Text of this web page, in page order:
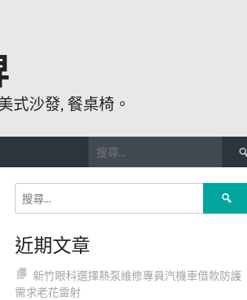
式沙發, 餐桌椅。
尋
關
鍵
近期文章
新竹眼科選擇熱泵維修專員汽機車借款防護
需求老花雷射